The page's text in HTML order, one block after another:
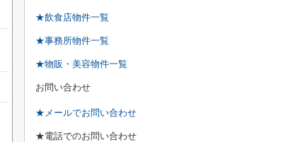
★飲食店物件一覧
★事務所物件一覧
★物販・美容物件一覧
お問い合わせ
★メールでお問い合わせ
★電話でのお問い合わせ